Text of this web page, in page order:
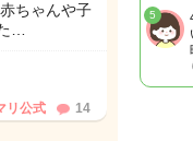
ちゃんや子
…
リ公式 14
5